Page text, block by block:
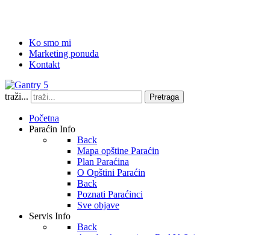
Ko smo mi
Marketing ponuda
Kontakt
traži... Pretraga
Početna
Paraćin Info
Back
Mapa opštine Paraćin
Plan Paraćina
O Opštini Paraćin
Back
Poznati Paraćinci
Sve objave
Servis Info
Back